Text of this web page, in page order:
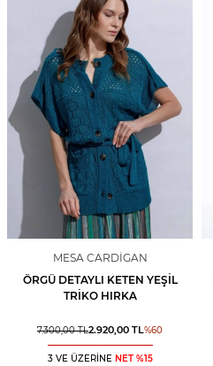
MESA CARDIGAN
ÖRGÜ DETAYLI KETEN YEŞIL
TRIKO HIRKA
7.300,00TL2.920,00 TL%60
3 VE ÜZERİNE NET %15